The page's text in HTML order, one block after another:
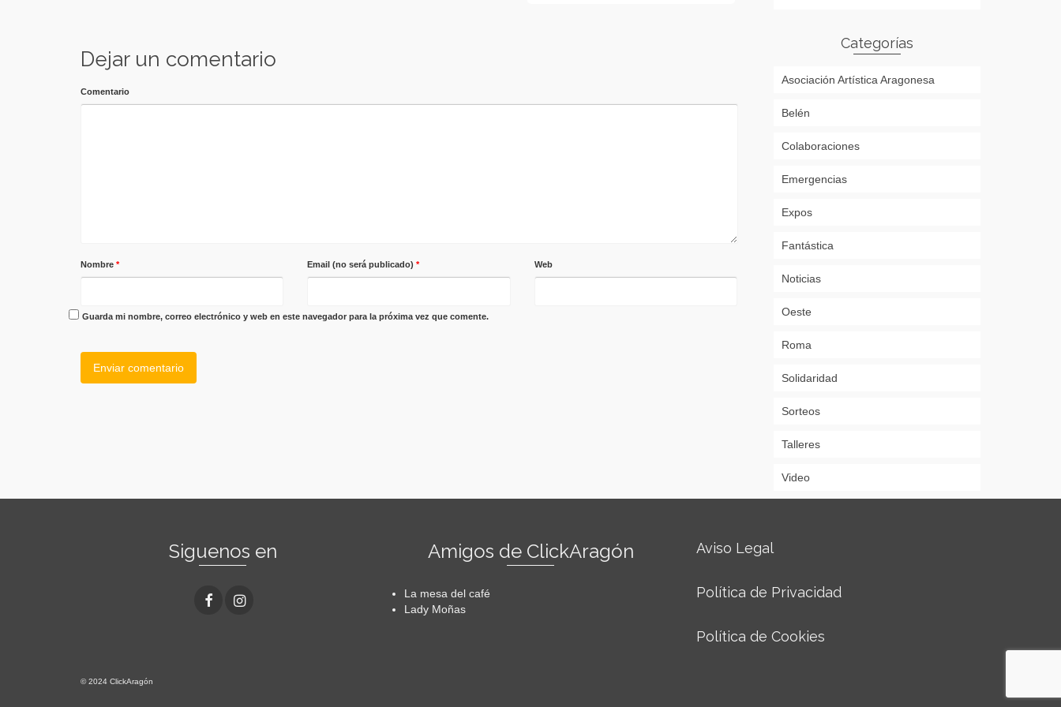
Dejar un comentario
Comentario
Nombre * Email (no será publicado)* Web
Guarda mi nombre, correo electrónico y web en este navegador para la próxima vez que comente.
Categorías
Asociación Artística Aragonesa
Belén
Colaboraciones
Emergencias
Expos
Fantástica
Noticias
Oeste
Roma
Solidaridad
Sorteos
Talleres
Video
Siguenos en Amigos de ClickAragón
La mesa del café
Lady Moñas
Aviso Legal
Política de Privacidad
Política de Cookies
© 2024 ClickAragón